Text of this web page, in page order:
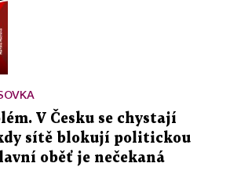
V Česku se chystají
sítě blokují politickou
oběť je nečekaná